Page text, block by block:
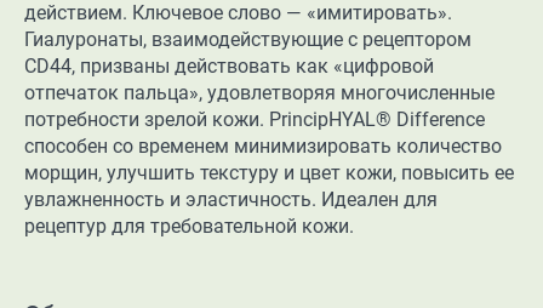
действием. Ключевое слово — «имитировать».
Гиалуронаты, взаимодействующие с рецептором
CD44, призваны действовать как «цифровой
отпечаток пальца», удовлетворяя многочисленные
потребности зрелой кожи. PrincipHYAL® Difference
способен со временем минимизировать количество
морщин, улучшить текстуру и цвет кожи, повысить ее
увлажненность и эластичность. Идеален для
рецептур для требовательной кожи.